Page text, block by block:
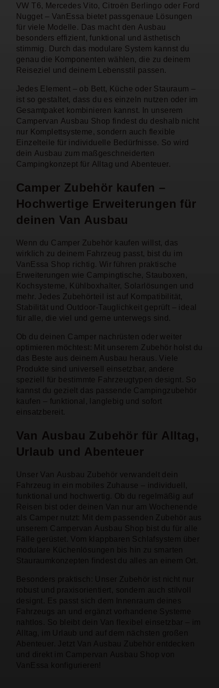
VW T6, Mercedes Vito, Citroën Berlingo oder Ford
Nugget – VanEssa bietet passgenaue Lösungen
für viele Modelle. Das macht den Ausbau
besonders effizient, funktional und ästhetisch
stimmig. Durch das modulare System kannst du
genau die Komponenten wählen, die zu deinem
Reiseziel und deinem Lebensstil passen.
Jedes Element – ob Bett, Küche oder Stauraum –
ist so gestaltet, dass du es einzeln nutzen oder im
Gesamtpaket kombinieren kannst. In unserem
Campervan Ausbau Shop findest du deshalb nicht
nur Komplettsysteme, sondern auch flexible
Einzelteile für individuelle Bedürfnisse. So wird
dein Ausbau zum maßgeschneiderten
Campingkonzept für Alltag und Abenteuer.
Camper Zubehör kaufen –
Hochwertige Erweiterungen für
deinen Van Ausbau
Wenn du Camper Zubehör kaufen willst, das
wirklich zu deinem Fahrzeug passt, bist du im
VanEssa Shop richtig. Wir führen praktische
Erweiterungen wie Campingtische, Stauboxen,
Kochsysteme, Kühlboxhalter, Solarlösungen und
mehr. Jedes Zubehörteil ist auf Kompatibilität,
Stabilität und Outdoor-Tauglichkeit geprüft – ideal
für alle, die viel und gerne unterwegs sind.
Ob du deinen Camper nachrüsten oder weiter
optimieren möchtest: Mit unserem Zubehör holst du
das Beste aus deinem Ausbau heraus. Viele
Produkte sind universell einsetzbar, andere
speziell für bestimmte Fahrzeugtypen designt. So
kannst du gezielt das passende Campingzubehör
kaufen – funktional, langlebig und sofort
einsatzbereit.
Van Ausbau Zubehör für Alltag,
Urlaub und Abenteuer
Unser Van Ausbau Zubehör verwandelt dein
Fahrzeug in ein mobiles Zuhause – individuell,
funktional und hochwertig. Ob du regelmäßig auf
Reisen bist oder deinen Van nur am Wochenende
als Camper nutzt: Mit dem passenden Zubehör aus
unserem Campervan Ausbau Shop bist du für alle
Fälle gerüstet. Vom klappbaren Schlafsystem über
modulare Küchenlösungen bis hin zu smarten
Stauraumkonzepten findest du alles an einem Ort.
Besonders praktisch: Unser Zubehör ist nicht nur
robust und praxisorientiert, sondern auch stilvoll
designt. Es passt sich dem Innenraum deines
Fahrzeugs an und ergänzt vorhandene Systeme
nahtlos. So bleibt dein Van flexibel einsetzbar – im
Alltag, im Urlaub und auf dem nächsten großen